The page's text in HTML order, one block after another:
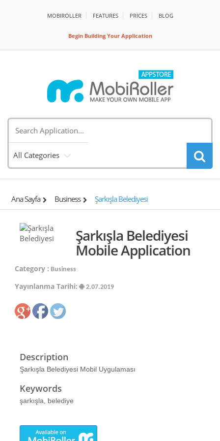
MOBIROLLER FEATURES PRİCES BLOG
Begin Building Your Application
All Categories
Ana Sayfa Business Şarkışla Belediyesi
Şarkışla Belediyesi
Mobile Application
Category : Business
Yayınlanma Tarihi: 2.07.2019
Description
Şarkışla Belediyesi Mobil Uygulaması
Keywords
şarkışla, belediye